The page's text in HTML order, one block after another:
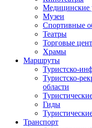
Медицинские
Музеи
Спортивные
Театры
Торговые
Храмы
Маршруты
Туристско-
Туристско-
области
Гиды
Транспорт